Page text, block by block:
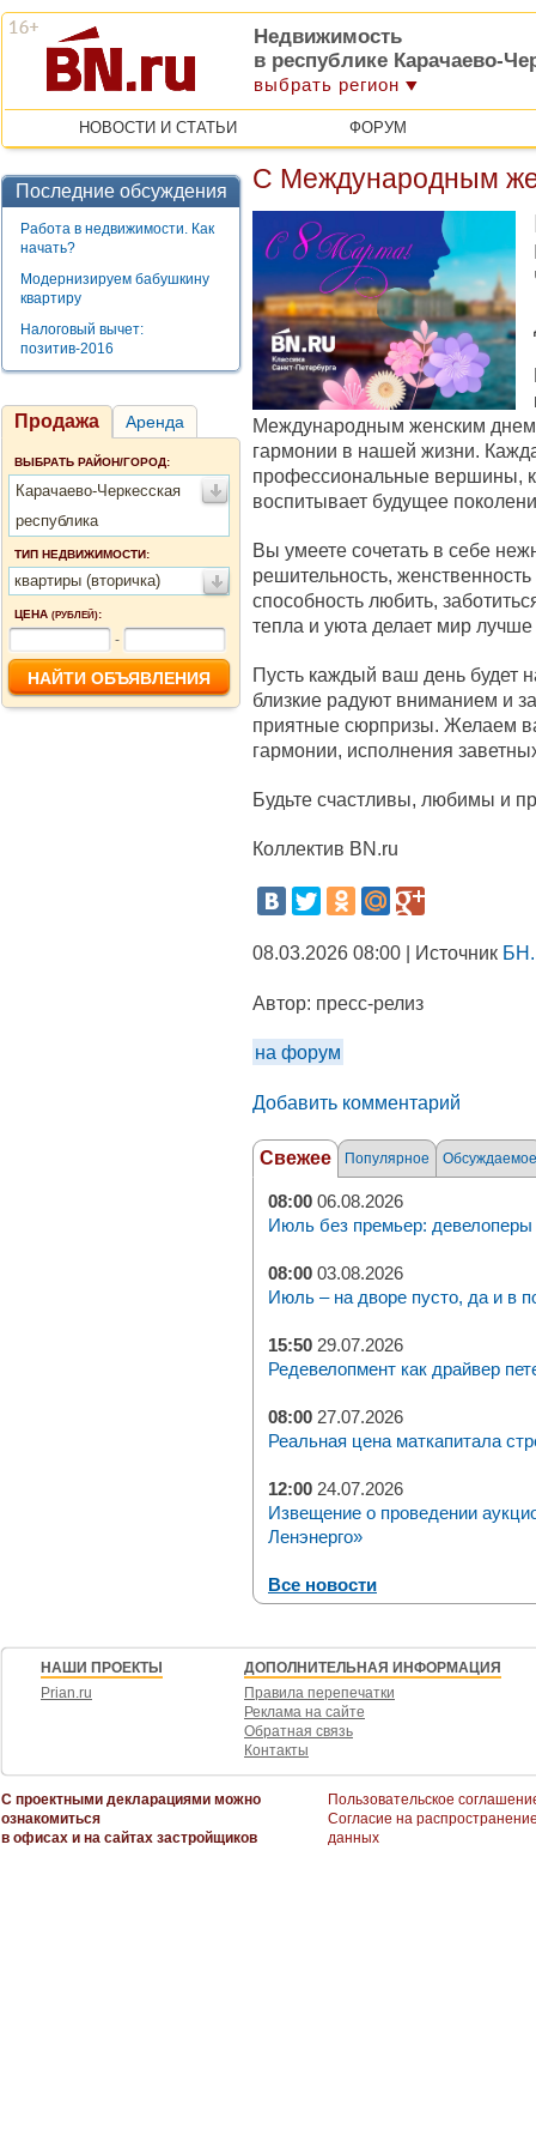
Недвижимость
в республике Карачаево-
выбрать регион
НОВОСТИ И СТАТЬИ ФОРУМ
Последние обсуждения
Работа в недвижимости. Как
начать?
Модернизируем бабушкину
квартиру
Налоговый вычет:
позитив-2016
Продажа Аренда
ВЫБРАТЬ РАЙОН/ГОРОД:
Карачаево-Черкесская
республика
ТИП НЕДВИЖИМОСТИ:
квартиры (вторичка)
ЦЕНА (РУБЛЕЙ):
-
С Международным
Международным женским
гармонии в нашей жизни.
профессиональные вершины,
воспитывает будущее
Вы умеете сочетать в себе
решительность,
способность любить,
тепла и уюта делает мир
Пусть каждый ваш день будет
близкие радуют вниманием и
приятные сюрпризы. Желаем
гармонии, исполнения
Будьте счастливы, любимы и
Коллектив BN.ru
08.03.2026 08:00 | Источник
Автор: пресс-релиз
на форум
Добавить комментарий
Свежее Популярное Обсуждаемое
08:00 06.08.2026
Июль без премьер: девелоперы
08:00 03.08.2026
Июль – на дворе пусто, да и в
15:50 29.07.2026
Редевелопмент как драйвер
08:00 27.07.2026
Реальная цена маткапитала
12:00 24.07.2026
Извещение о проведении
Ленэнерго»
Все новости
НАШИ ПРОЕКТЫ
Prian.ru
ДОПОЛНИТЕЛЬНАЯ ИНФОРМАЦИЯ
Правила перепечатки
Реклама на сайте
Обратная связь
Контакты
С проектными декларациями можно
ознакомиться
в офисах и на сайтах застройщиков
Пользовательское
Согласие на
данных